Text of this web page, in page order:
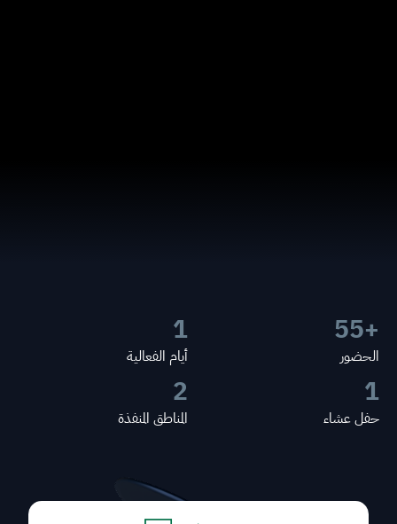
+
59
الحضور
1
أيام الفعالية
1
حفل عشاء
2
المناطق المنفذة